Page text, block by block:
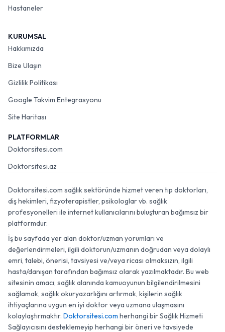
Hastaneler
KURUMSAL
Hakkımızda
Bize Ulaşın
Gizlilik Politikası
Google Takvim Entegrasyonu
Site Haritası
PLATFORMLAR
Doktorsitesi.com
Doktorsitesi.az
Doktorsitesi.com sağlık sektöründe hizmet veren tıp doktorları,
diş hekimleri, fizyoterapistler, psikologlar vb. sağlık
profesyonelleri ile internet kullanıcılarını buluşturan bağımsız bir
platformdur.
İş bu sayfada yer alan doktor/uzman yorumları ve
değerlendirmeleri, ilgili doktorun/uzmanın doğrudan veya dolaylı
emri, talebi, önerisi, tavsiyesi ve/veya ricası olmaksızın, ilgili
hasta/danışan tarafından bağımsız olarak yazılmaktadır. Bu web
sitesinin amacı, sağlık alanında kamuoyunun bilgilendirilmesini
sağlamak, sağlık okuryazarlığını artırmak, kişilerin sağlık
ihtiyaçlarına uygun en iyi doktor veya uzmana ulaşmasını
kolaylaştırmaktır. Doktorsitesi.com herhangi bir Sağlık Hizmeti
Sağlayıcısını desteklemeyip herhangi bir öneri ve tavsiyede